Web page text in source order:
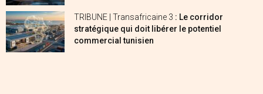
TRIBUNE | Transafricaine 3 : Le corridor
stratégique qui doit libérer le potentiel
commercial tunisien